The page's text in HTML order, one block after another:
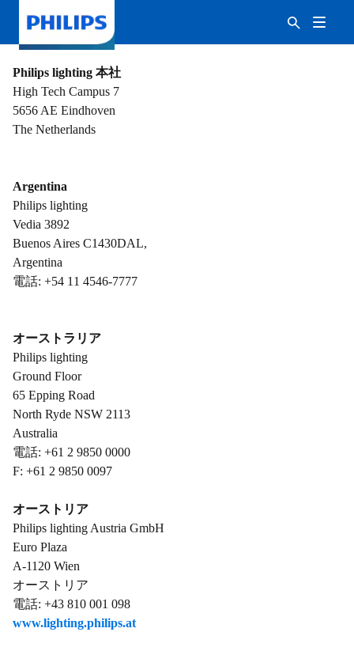
Philips lighting 本社
High Tech Campus 7
5656 AE Eindhoven
The Netherlands
Argentina
Philips lighting
Vedia 3892
Buenos Aires C1430DAL,
Argentina
電話: +54 11 4546-7777
オーストラリア
Philips lighting
Ground Floor
65 Epping Road
North Ryde NSW 2113
Australia
電話: +61 2 9850 0000
F: +61 2 9850 0097
オーストリア
Philips lighting Austria GmbH
Euro Plaza
A-1120 Wien
オーストリア
電話: +43 810 001 098
www.lighting.philips.at